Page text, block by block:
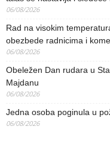
06/08/2026
Rad na visokim
obezbede radnicima i
06/08/2026
Obeležen Dan rudara u
Majdanu
06/08/2026
Jedna osoba poginula u
06/08/2026